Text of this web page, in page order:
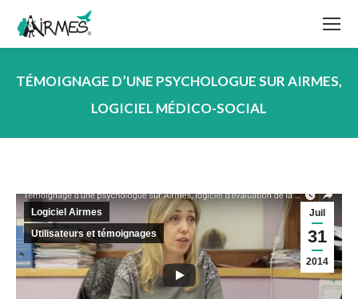
TÉMOIGNAGE D’UNE PSYCHOLOGUE SUR AIRMES,
LOGICIEL MÉDICO-SOCIAL
Juil
31
2014
Logiciel Airmes
Utilisateurs et témoignages